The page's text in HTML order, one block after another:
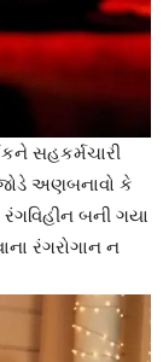
સહકર્મચારી
અણબનાવો કે
બની ગયા
રંગરોગાન ન